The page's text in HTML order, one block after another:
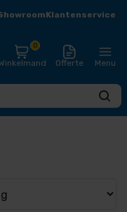
assortimentKlantenservice
0
Offerte Menu